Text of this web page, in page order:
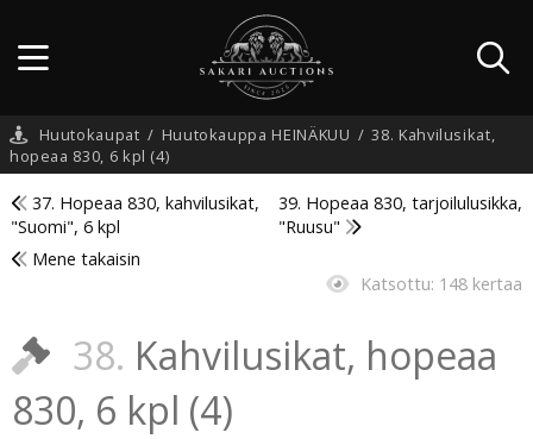
Huutokaupat / Huutokauppa HEINÄKUU / 38. Kahvilusikat,
hopeaa 830, 6 kpl (4)
37. Hopeaa 830, kahvilusikat,
"Suomi", 6 kpl
39. Hopeaa 830, tarjoilulusikka,
"Ruusu"
Mene takaisin
Katsottu: 148 kertaa
38. Kahvilusikat, hopeaa
830, 6 kpl (4)